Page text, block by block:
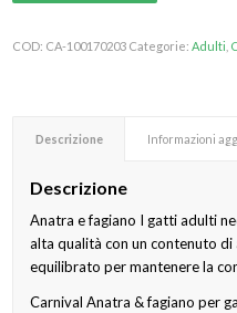
COD: CA-100170203 Categorie:Adulti
Descrizione Informazioni
Descrizione
Anatra e fagiano I gatti adulti
alta qualità con un contenuto
equilibrato per mantenere la
Carnival Anatra & fagiano per